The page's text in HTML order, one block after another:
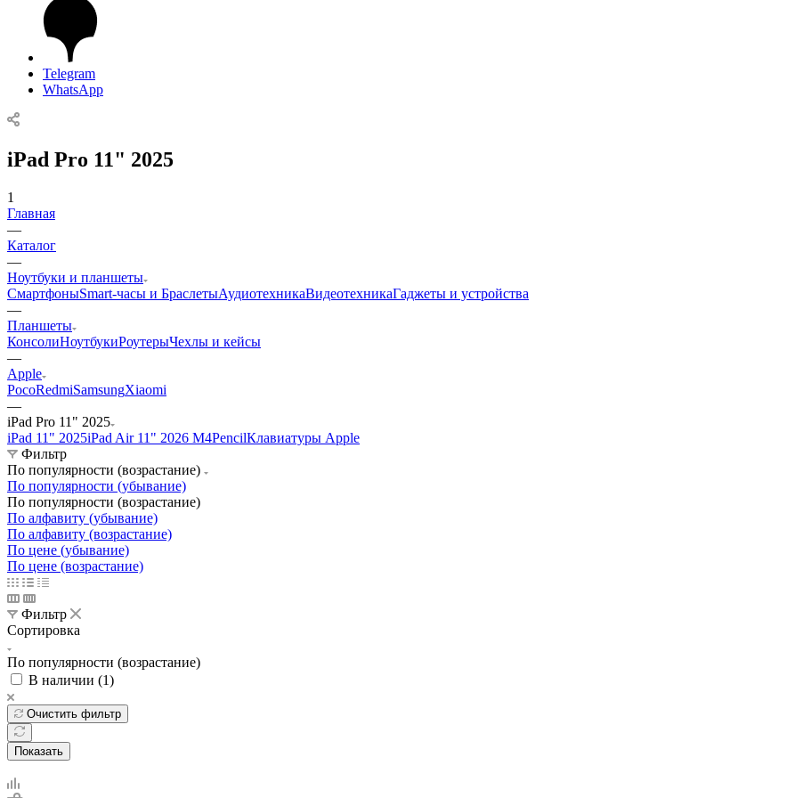
Telegram
WhatsApp
iPad Pro 11" 2025
1
Главная
—
Каталог
—
Ноутбуки и планшеты
СмартфоныSmart-часы и БраслетыАудиотехникаВидеотехникаГаджеты и устройства
—
Планшеты
КонсолиНоутбукиРоутерыЧехлы и кейсы
—
Apple
PocoRedmiSamsungXiaomi
—
iPad Pro 11" 2025
iPad 11" 2025iPad Air 11" 2026 M4PencilКлавиатуры Apple
Фильтр
По популярности (возрастание)
По популярности (убывание)
По популярности (возрастание)
По алфавиту (убывание)
По алфавиту (возрастание)
По цене (убывание)
По цене (возрастание)
Фильтр
Сортировка
По популярности (возрастание)
В наличии (1)
Очистить фильтр
Показать